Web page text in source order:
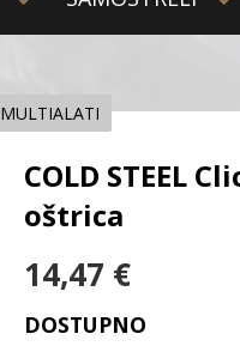
MULTIALATI
COLD STEEL
oštrica
14,47 €
DOSTUPNO